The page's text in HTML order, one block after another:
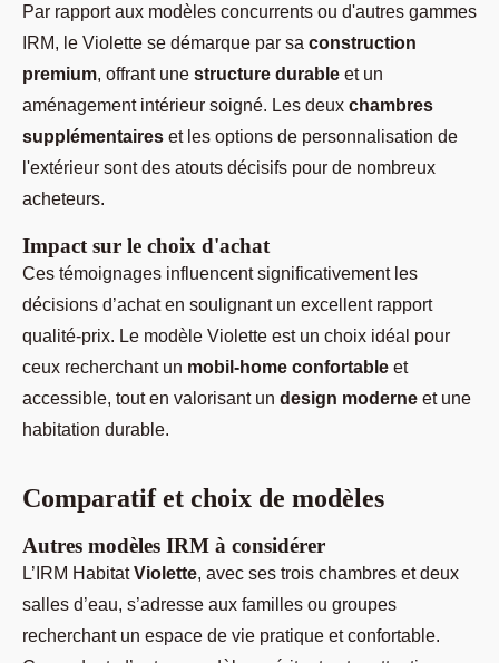
Par rapport aux modèles concurrents ou d'autres gammes
IRM, le Violette se démarque par sa construction
premium, offrant une structure durable et un
aménagement intérieur soigné. Les deux chambres
supplémentaires et les options de personnalisation de
l'extérieur sont des atouts décisifs pour de nombreux
acheteurs.
Impact sur le choix d'achat
Ces témoignages influencent significativement les
décisions d’achat en soulignant un excellent rapport
qualité-prix. Le modèle Violette est un choix idéal pour
ceux recherchant un mobil-home confortable et
accessible, tout en valorisant un design moderne et une
habitation durable.
Comparatif et choix de modèles
Autres modèles IRM à considérer
L’IRM HabitatViolette, avec ses trois chambres et deux
salles d’eau, s’adresse aux familles ou groupes
recherchant un espace de vie pratique et confortable.